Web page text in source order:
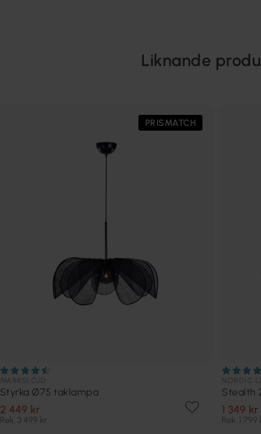
Liknande
PRISMATCH
Styrka Ø75 taklampa
2 449 kr
Rek. 3 499 kr
Stealth
1 349 kr
Rek. 1 799